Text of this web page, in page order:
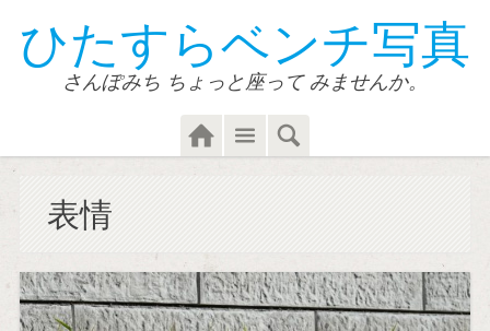
ひたすらベンチ写真
さんぽみち ちょっと座って みませんか。
HomeMenuSearch
表情